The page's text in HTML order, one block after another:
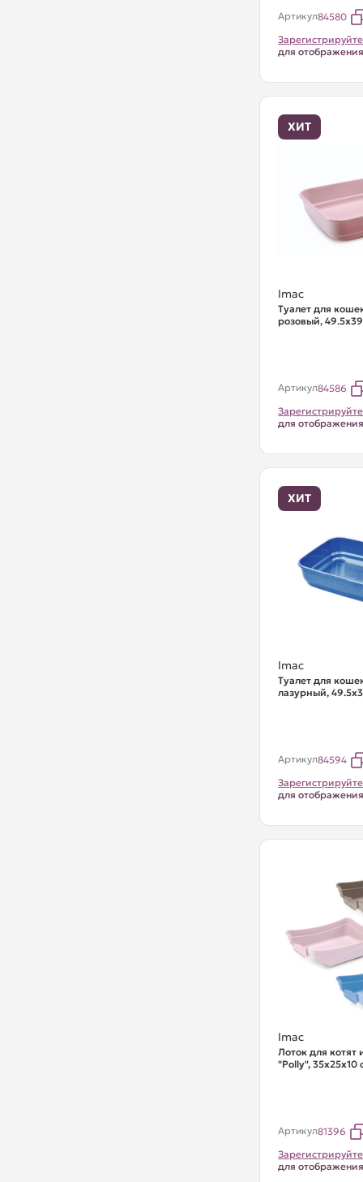
Артикул84580
для
ХИТ
Imac
Туалет для
розовый,
Артикул84586
для
ХИТ
Imac
Туалет для
лазурный,
Артикул84594
для
Imac
Лоток для котят
"Polly", 35х25х10
Артикул81396
для